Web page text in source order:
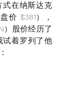
式在纳斯达克
价 $381），
）股价经历了
试着罗列了他